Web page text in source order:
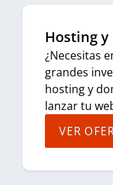
Hosting
¿Necesitas
grandes
hosting y
lanzar tu
VER